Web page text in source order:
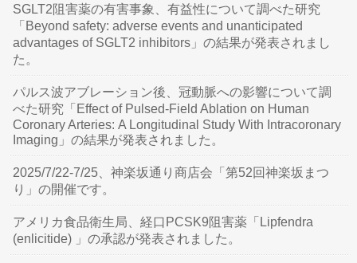
SGLT2阻害薬の有害事象、有益性について調べた研究
「Beyond safety: adverse events and unanticipated
advantages of SGLT2 inhibitors」の結果が発表されまし
た。
パルス波アブレーション後、冠動脈への影響について調
べた研究「Effect of Pulsed-Field Ablation on Human
Coronary Arteries: A Longitudinal Study With Intracoronary
Imaging」の結果が発表されました。
2025/7/22-7/25、神楽坂通り商店会「第52回神楽坂まつ
り」の開催です。
アメリカ食品衛生局、経口PCSK9阻害薬「Lipfendra
(enlicitide) 」の承認が発表されました。